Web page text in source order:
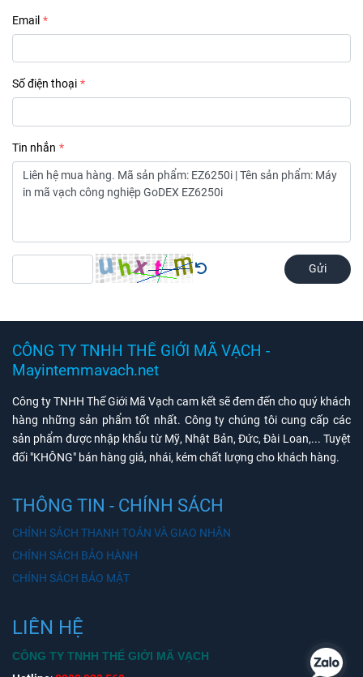
Email
Số điện thoại
Tin nhắn
Gửi
CÔNG TY TNHH THẾ GIỚI MÃ VẠCH -
Mayintemmavach.net
Công ty TNHH Thế Giới Mã Vạch cam kết sẽ đem đến cho quý khách
hàng những sản phẩm tốt nhất. Công ty chúng tôi cung cấp các
sản phẩm được nhập khẩu từ Mỹ, Nhật Bản, Đức, Đài Loan,... Tuyệt
đối "KHÔNG" bán hàng giả, nhái, kém chất lượng cho khách hàng.
THÔNG TIN - CHÍNH SÁCH
CHÍNH SÁCH THANH TOÁN VÀ GIAO NHẬN
CHÍNH SÁCH BẢO HÀNH
CHÍNH SÁCH BẢO MẬT
LIÊN HỆ
CÔNG TY TNHH THẾ GIỚI MÃ VẠCH